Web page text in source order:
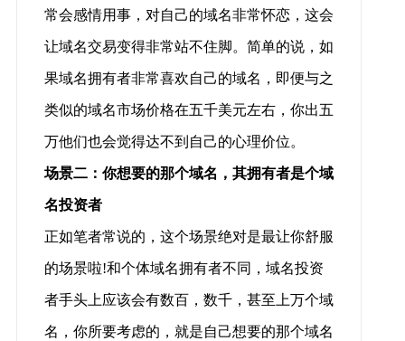
常会感情用事，对自己的域名非常怀恋，这会
让域名交易变得非常站不住脚。简单的说，如
果域名拥有者非常喜欢自己的域名，即便与之
类似的域名市场价格在五千美元左右，你出五
万他们也会觉得达不到自己的心理价位。
场景二：你想要的那个域名，其拥有者是个域
名投资者
正如笔者常说的，这个场景绝对是最让你舒服
的场景啦!和个体域名拥有者不同，域名投资
者手头上应该会有数百，数千，甚至上万个域
名，你所要考虑的，就是自己想要的那个域名